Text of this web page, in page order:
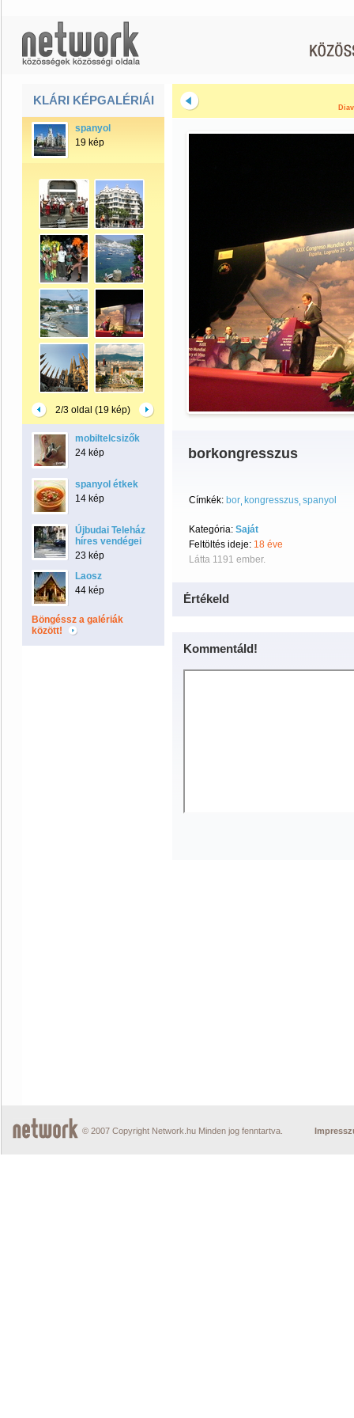
KLÁRI KÉPGALÉRIÁI
spanyol
19 kép
2/3 oldal (19 kép)
mobiltelcsizők
24 kép
spanyol étkek
14 kép
Újbudai Teleház
híres vendégei
23 kép
Laosz
44 kép
Böngéssz a galériák
között!
borkongresszus
Címkék: bor kongresszus spanyol
Kategória: Saját
Feltöltés ideje: 18 éve
Látta 1191 ember.
Értékeld
Kommentáld!
© 2007 Copyright Network.hu Minden jog fenntartva.